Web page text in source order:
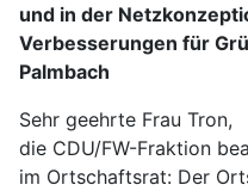
und in der
Verbesserungen für
Palmbach
Sehr geehrte Frau Tron,
die CDU/FW-Fraktion
im Ortschaftsrat: Der